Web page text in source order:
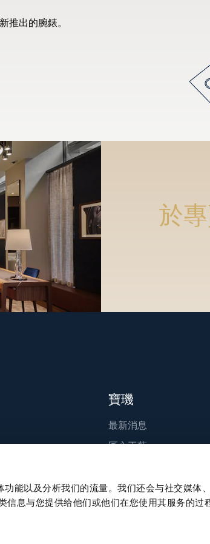
能以及分析我们的流量。我们还会与社交媒体
息与您提供给他们或他们在您使用其服务的过
推出的腕錶。
於
寶璣
最新消息
匠心工藝
永續發展
職涯發展